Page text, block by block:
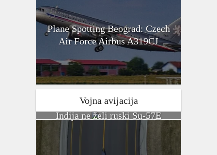
Plane Spotting Beograd: Czech
Air Force Airbus A319CJ
Vojna avijacija
Indija ne želi ruski Su-57E